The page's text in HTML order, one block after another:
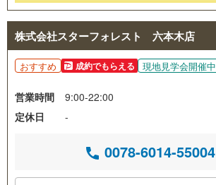
株式会社スターフォレスト 六本木店
おすすめ 成約でもらえる 現地見学会開催中
営業時間
9:00-22:00
定休日
-
0078-6014-55004